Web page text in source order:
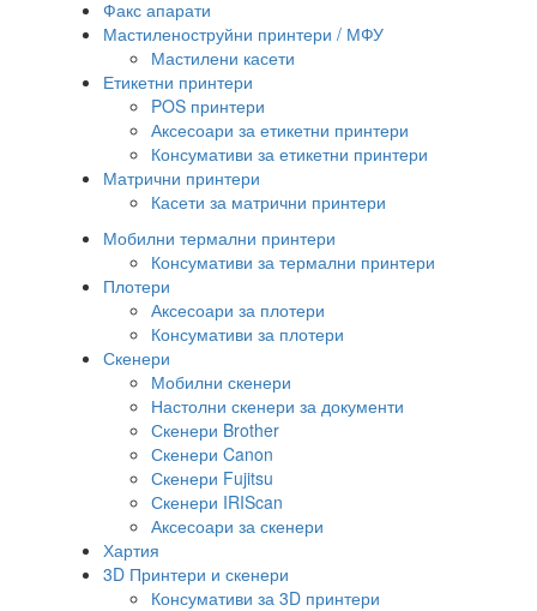
Факс апарати
Мастиленоструйни принтери / МФУ
Мастилени касети
Етикетни принтери
POS принтери
Аксесоари за етикетни принтери
Консумативи за етикетни принтери
Матрични принтери
Касети за матрични принтери
Мобилни термални принтери
Консумативи за термални принтери
Плотери
Аксесоари за плотери
Консумативи за плотери
Скенери
Мобилни скенери
Настолни скенери за документи
Скенери Brother
Скенери Canon
Скенери Fujitsu
Скенери IRIScan
Аксесоари за скенери
Хартия
3D Принтери и скенери
Консумативи за 3D принтери